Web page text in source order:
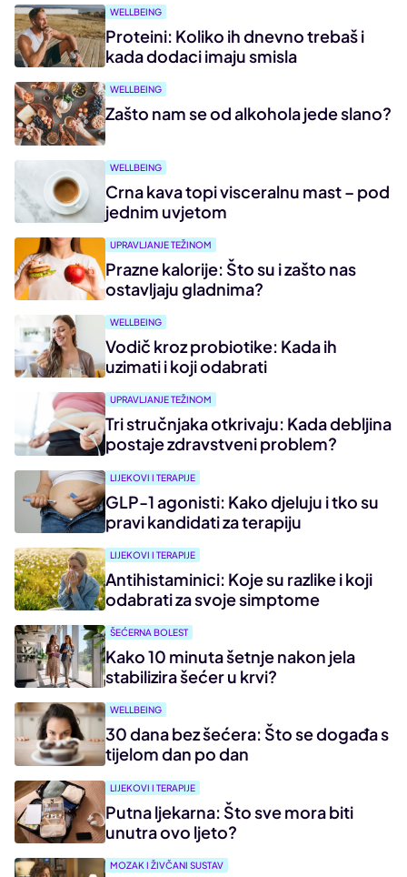
WELLBEING
Proteini: Koliko ih dnevno trebaš i
kada dodaci imaju smisla
WELLBEING
Zašto nam se od alkohola jede slano?
WELLBEING
Crna kava topi visceralnu mast – pod
jednim uvjetom
UPRAVLJANJE TEŽINOM
Prazne kalorije: Što su i zašto nas
ostavljaju gladnima?
WELLBEING
Vodič kroz probiotike: Kada ih
uzimati i koji odabrati
UPRAVLJANJE TEŽINOM
Tri stručnjaka otkrivaju: Kada debljina
postaje zdravstveni problem?
LIJEKOVI I TERAPIJE
GLP-1 agonisti: Kako djeluju i tko su
pravi kandidati za terapiju
LIJEKOVI I TERAPIJE
Antihistaminici: Koje su razlike i koji
odabrati za svoje simptome
ŠEĆERNA BOLEST
Kako 10 minuta šetnje nakon jela
stabilizira šećer u krvi?
WELLBEING
30 dana bez šećera: Što se događa s
tijelom dan po dan
LIJEKOVI I TERAPIJE
Putna ljekarna: Što sve mora biti
unutra ovo ljeto?
MOZAK I ŽIVČANI SUSTAV